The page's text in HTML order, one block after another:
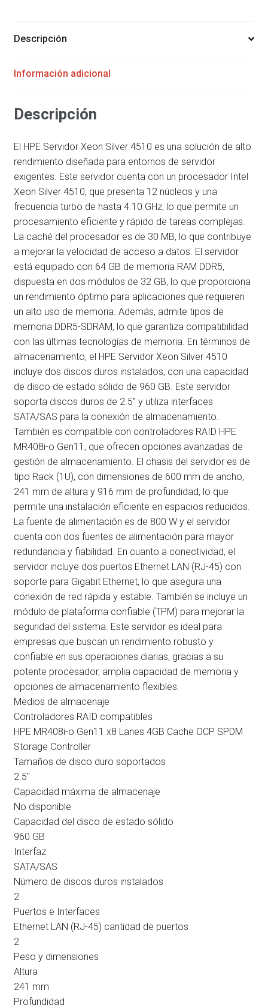
INTEL
4510
DDR5
1.92TB
SATA-
SAS
RACK
(1U)
-
NO
SISTEMA
OPERATIVO
INSTALADO
cantidad
Descripción
Información adicional
Descripción
El HPE Servidor Xeon Silver 4510 es una solución de alto
rendimiento diseñada para entornos de servidor
exigentes. Este servidor cuenta con un procesador Intel
Xeon Silver 4510, que presenta 12 núcleos y una
frecuencia turbo de hasta 4.10 GHz, lo que permite un
procesamiento eficiente y rápido de tareas complejas.
La caché del procesador es de 30 MB, lo que contribuye
a mejorar la velocidad de acceso a datos. El servidor
está equipado con 64 GB de memoria RAM DDR5,
dispuesta en dos módulos de 32 GB, lo que proporciona
un rendimiento óptimo para aplicaciones que requieren
un alto uso de memoria. Además, admite tipos de
memoria DDR5-SDRAM, lo que garantiza compatibilidad
con las últimas tecnologías de memoria. En términos de
almacenamiento, el HPE Servidor Xeon Silver 4510
incluye dos discos duros instalados, con una capacidad
de disco de estado sólido de 960 GB. Este servidor
soporta discos duros de 2.5" y utiliza interfaces
SATA/SAS para la conexión de almacenamiento.
También es compatible con controladores RAID HPE
MR408i-o Gen11, que ofrecen opciones avanzadas de
gestión de almacenamiento. El chasis del servidor es de
tipo Rack (1U), con dimensiones de 600 mm de ancho,
241 mm de altura y 916 mm de profundidad, lo que
permite una instalación eficiente en espacios reducidos.
La fuente de alimentación es de 800 W y el servidor
cuenta con dos fuentes de alimentación para mayor
redundancia y fiabilidad. En cuanto a conectividad, el
servidor incluye dos puertos Ethernet LAN (RJ-45) con
soporte para Gigabit Ethernet, lo que asegura una
conexión de red rápida y estable. También se incluye un
módulo de plataforma confiable (TPM) para mejorar la
seguridad del sistema. Este servidor es ideal para
empresas que buscan un rendimiento robusto y
confiable en sus operaciones diarias, gracias a su
potente procesador, amplia capacidad de memoria y
opciones de almacenamiento flexibles.
Medios de almacenaje
Controladores RAID compatibles
HPE MR408i-o Gen11 x8 Lanes 4GB Cache OCP SPDM
Storage Controller
Tamaños de disco duro soportados
2.5"
Capacidad máxima de almacenaje
No disponible
Capacidad del disco de estado sólido
960 GB
Interfaz
SATA/SAS
Número de discos duros instalados
2
Puertos e Interfaces
Ethernet LAN (RJ-45) cantidad de puertos
2
Peso y dimensiones
Altura
241 mm
Profundidad